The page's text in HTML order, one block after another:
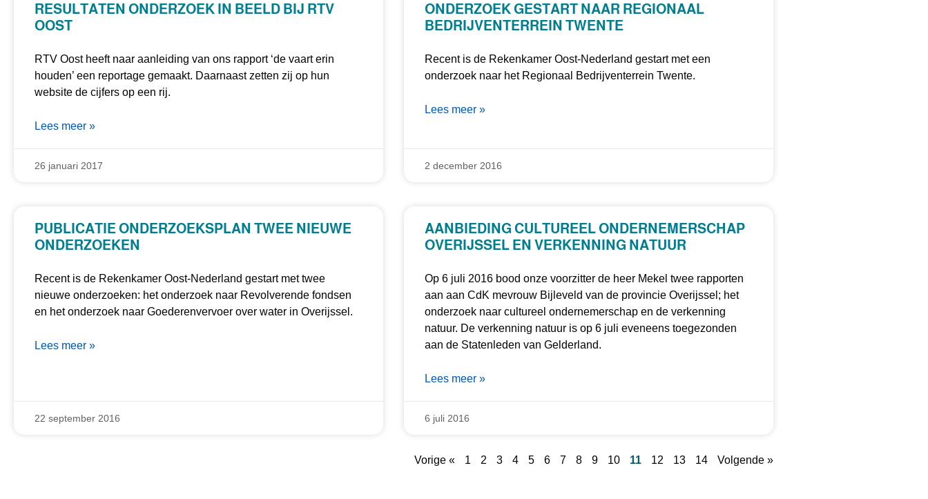
RESULTATEN ONDERZOEK IN BEELD BIJ RTV
OOST
RTV Oost heeft naar aanleiding van ons rapport ‘de vaart erin
houden’ een reportage gemaakt. Daarnaast zetten zij op hun
website de cijfers op een rij.
Lees meer »
26 januari 2017
ONDERZOEK GESTART NAAR REGIONAAL
BEDRIJVENTERREIN TWENTE
Recent is de Rekenkamer Oost-Nederland gestart met een
onderzoek naar het Regionaal Bedrijventerrein Twente.
Lees meer »
2 december 2016
PUBLICATIE ONDERZOEKSPLAN TWEE NIEUWE
ONDERZOEKEN
Recent is de Rekenkamer Oost-Nederland gestart met twee
nieuwe onderzoeken: het onderzoek naar Revolverende fondsen
en het onderzoek naar Goederenvervoer over water in Overijssel.
Lees meer »
22 september 2016
AANBIEDING CULTUREEL ONDERNEMERSCHAP
OVERIJSSEL EN VERKENNING NATUUR
Op 6 juli 2016 bood onze voorzitter de heer Mekel twee rapporten
aan aan CdK mevrouw Bijleveld van de provincie Overijssel; het
onderzoek naar cultureel ondernemerschap en de verkenning
natuur. De verkenning natuur is op 6 juli eveneens toegezonden
aan de Statenleden van Gelderland.
Lees meer »
6 juli 2016
Vorige « 1 2 3 4 5 6 7 8 9 10 11 12 13 14 Volgende »